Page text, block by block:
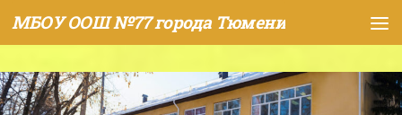
Skip to content
МБОУ ООШ №77 города Тюмени